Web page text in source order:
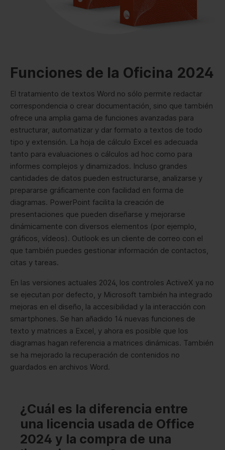
Funciones de la Oficina 2024
El tratamiento de textos Word no sólo permite redactar
correspondencia o crear documentación, sino que también
ofrece una amplia gama de funciones avanzadas para
estructurar, automatizar y dar formato a textos de todo
tipo y extensión. La hoja de cálculo Excel es adecuada
tanto para evaluaciones o cálculos ad hoc como para
informes complejos y dinamizados. Incluso grandes
cantidades de datos pueden estructurarse, analizarse y
prepararse gráficamente con facilidad en forma de
diagramas. PowerPoint facilita la creación de
presentaciones que pueden diseñarse y mejorarse
dinámicamente con diversos elementos (por ejemplo,
gráficos, vídeos). Outlook es un cliente de correo con el
que también puedes gestionar información de contactos,
citas y tareas.
En las versiones actuales 2024, los controles ActiveX ya no
se ejecutan por defecto, y Microsoft también ha integrado
mejoras en el diseño, la accesibilidad y la interacción con
smartphones. Se han añadido 14 nuevas funciones de
texto y matrices a Excel, y ahora es posible que los
diagramas hagan referencia a matrices dinámicas. También
se ha mejorado la recuperación de contenidos no
guardados en archivos Word.
¿Cuál es la diferencia entre
una licencia usada de Office
2024 y la compra de una